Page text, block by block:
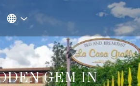
GEM IN